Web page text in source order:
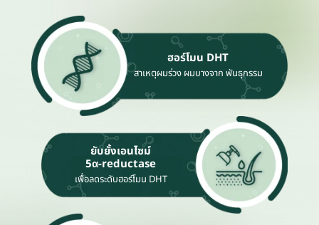
ฮอร์โมน DHT
สาเหตุผมร่วง ผมบางจาก พันธุกรรม
ยับยั้งเอนไซม์
5α-reductase
เพื่อลดระดับฮอร์โมน DHT